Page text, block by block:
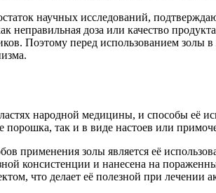
научных исследований,
неправильная доза или качество
Поэтому перед использованием золы
народной медицины, и способы её
порошка, так и в виде настоев или
применения золы является её
консистенции и нанесена на
что делает её полезной при лечении